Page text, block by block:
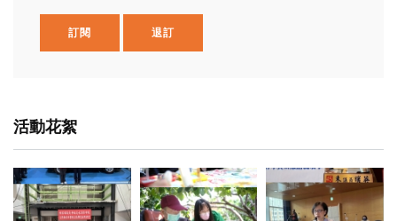
訂閱 退訂
活動花絮